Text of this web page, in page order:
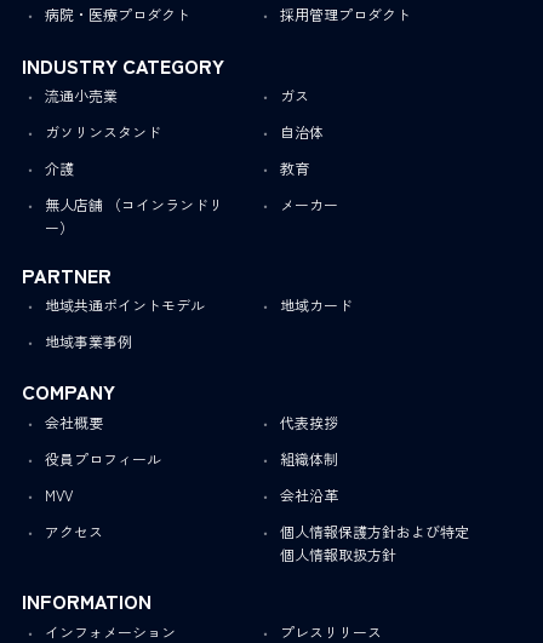
病院・医療プロダクト
採用管理プロダクト
INDUSTRY CATEGORY
流通小売業
ガス
ガソリンスタンド
自治体
介護
教育
無人店舗 （コインランドリ
ー）
メーカー
PARTNER
地域共通ポイントモデル
地域カード
地域事業事例
COMPANY
会社概要
代表挨拶
役員プロフィール
組織体制
MVV
会社沿革
アクセス
個人情報保護方針および特定
個人情報取扱方針
INFORMATION
インフォメーション
プレスリリース